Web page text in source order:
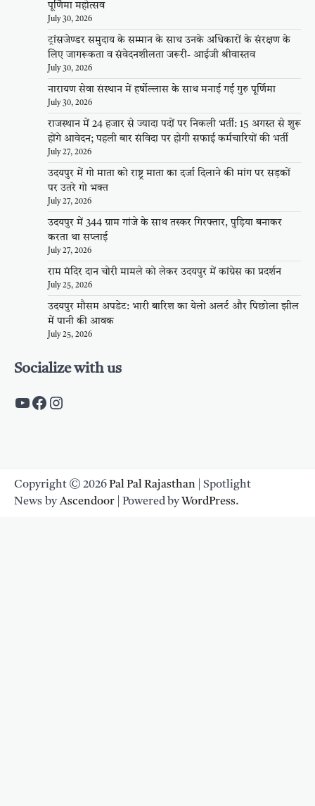
पूर्णिमा महोत्सव
July 30, 2026
ट्रांसजेण्डर समुदाय के सम्मान के साथ उनके अधिकारों के संरक्षण के
लिए जागरूकता व संवेदनशीलता जरूरी- आईजी श्रीवास्तव
July 30, 2026
नारायण सेवा संस्थान में हर्षोल्लास के साथ मनाई गई गुरु पूर्णिमा
July 30, 2026
राजस्थान में 24 हजार से ज्यादा पदों पर निकली भर्ती: 15 अगस्त से शुरू
होंगे आवेदन; पहली बार संविदा पर होगी सफाई कर्मचारियों की भर्ती
July 27, 2026
उदयपुर में गो माता को राष्ट्र माता का दर्जा दिलाने की मांग पर सड़कों
पर उतरे गो भक्त
July 27, 2026
उदयपुर में 344 ग्राम गांजे के साथ तस्कर गिरफ्तार, पुड़िया बनाकर
करता था सप्लाई
July 27, 2026
राम मंदिर दान चोरी मामले को लेकर उदयपुर में कांग्रेस का प्रदर्शन
July 25, 2026
उदयपुर मौसम अपडेट: भारी बारिश का येलो अलर्ट और पिछोला झील
में पानी की आवक
July 25, 2026
Socialize with us
https://www.youtube.com/c/
https://www.facebook.com/
Instagram
Copyright © 2026Pal Pal Rajasthan | Spotlight
News byAscendoor | Powered byWordPress.